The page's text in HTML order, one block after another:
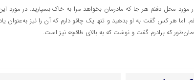
مورد محل دفنم هر جا که مادرمان بخواهد مرا به خاک بسپارید. در مورد
هر کس گفت به او بدهید و تنها یک چاقو دارم که آن را نیز به‌عنوان
که برادرم گفت و نوشت که به بالای طاقچه نیز است.